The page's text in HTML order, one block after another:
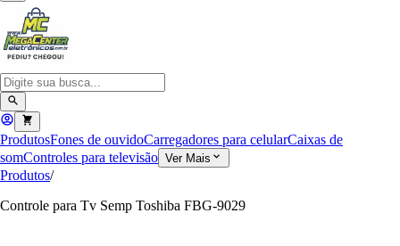
ProdutosFones de ouvidoCarregadores para celularCaixas de
somControles para televisão Ver Mais
Produtos/
Controle para Tv Semp Toshiba FBG-9029